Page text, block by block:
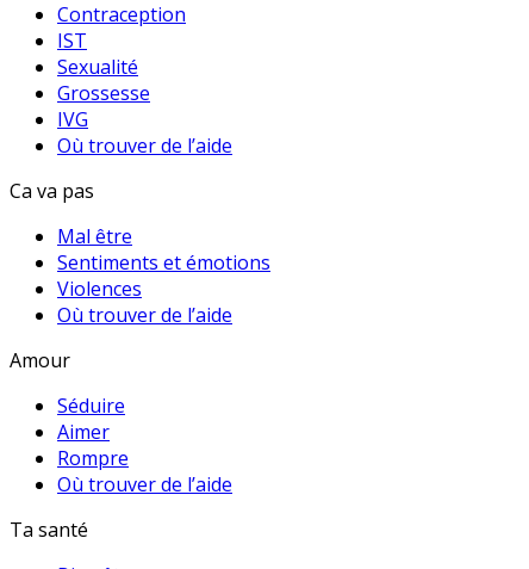
Contraception
IST
Sexualité
Grossesse
IVG
Où trouver de l’aide
Ca va pas
Mal être
Sentiments et émotions
Violences
Où trouver de l’aide
Amour
Séduire
Aimer
Rompre
Où trouver de l’aide
Ta santé